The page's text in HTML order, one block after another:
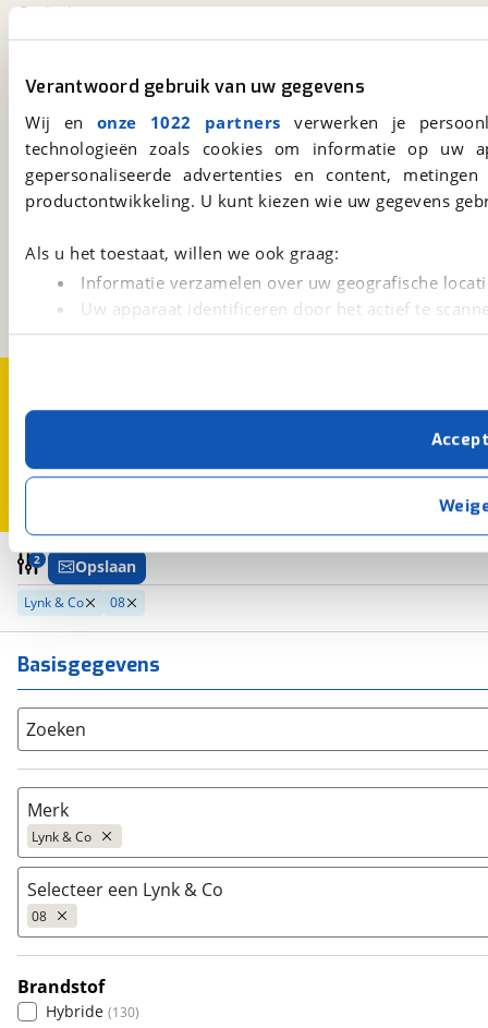
Verantwoord gebruik van uw gegevens
Wij en onze 1022 partners verwerken je
technologieën zoals cookies om informatie op
gepersonaliseerde advertenties en content,
productontwikkeling. U kunt kiezen wie uw gegevens
Als u het toestaat, willen we ook graag:
Informatie verzamelen over uw geografische
Uw apparaat identificeren door het actief te
Lees meer over hoe uw persoonlijke gegevens worden
Met cookies en vergelijkbare technieken zorgen we
cookies zorgen ervoor dat de website goed werkt.
verbeteren. We tonen je graag relevante advertenties
buiten onze website volgt – uiteraard op
privacyverklaring
. Als je weigert, plaatsen we alleen
kun je later altijd aanpassen via devoorkeurenpagina.
2 Opslaan
Lynk & Co 08
Basisgegevens
Zoeken
Merk
Lynk & Co
Populair
Audi (5455)
Citroën
Selecteer een Lynk & Co
08
01
Brandstof
Hybride (130)
Contact
viaBOVAG.nl
Kosterijland 15
3981 AJ Bunnik
Een initiatief van
BOVAG
viaBOVAG.nl app
Altijd het meest recente aanbod bij de hand.
Download 'm nu.